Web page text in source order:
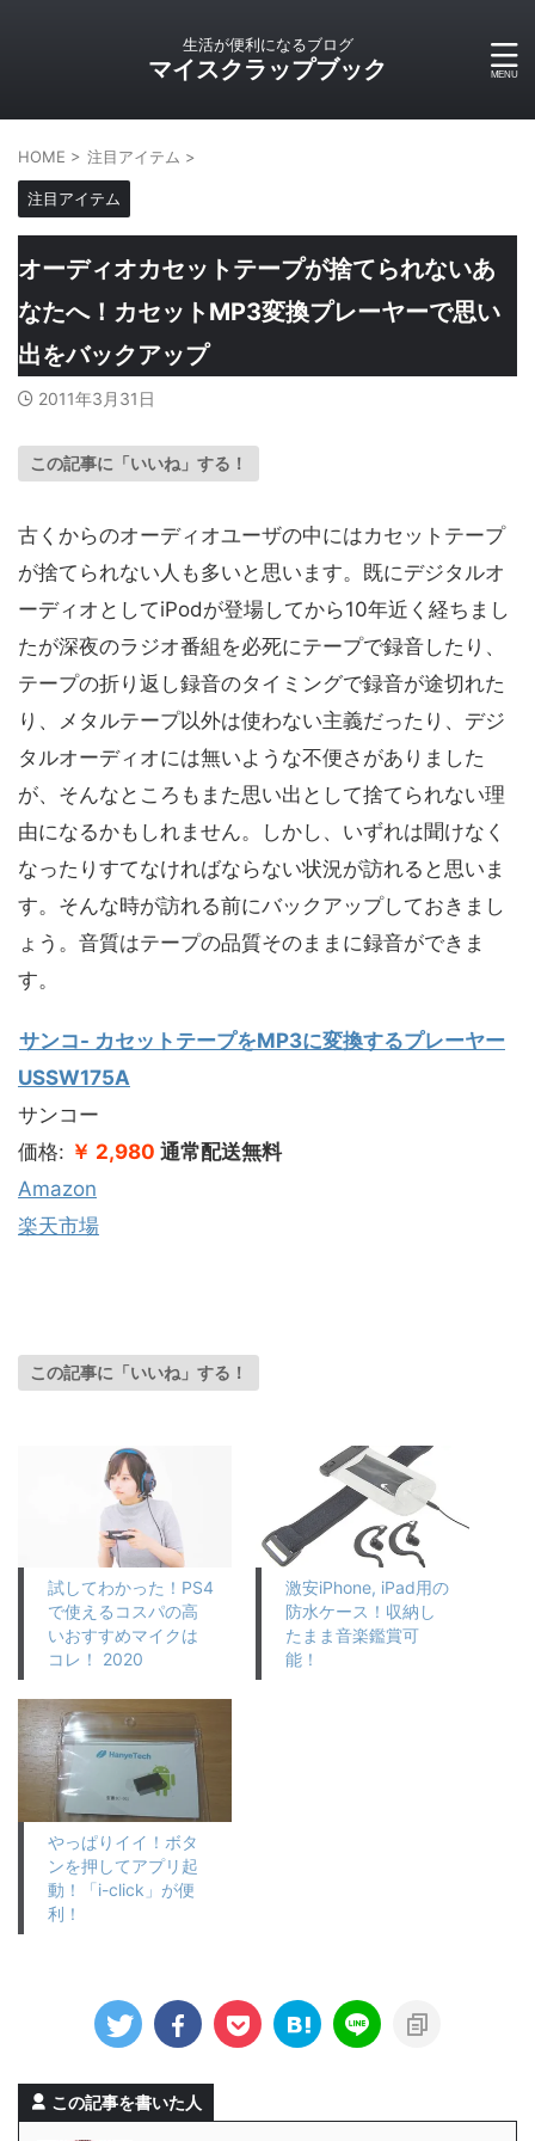
生活が便利になるブログ
マイスクラップブック
HOME > 注目アイテム >
注目アイテム
オーディオカセットテープが捨てられないあ
なたへ！カセットMP3変換プレーヤーで思い
出をバックアップ
2011年3月31日
この記事に「いいね」する！
古くからのオーディオユーザの中にはカセットテープ
が捨てられない人も多いと思います。既にデジタルオ
ーディオとしてiPodが登場してから10年近く経ちまし
たが深夜のラジオ番組を必死にテープで録音したり、
テープの折り返し録音のタイミングで録音が途切れた
り、メタルテープ以外は使わない主義だったり、デジ
タルオーディオには無いような不便さがありました
が、そんなところもまた思い出として捨てられない理
由になるかもしれません。しかし、いずれは聞けなく
なったりすてなければならない状況が訪れると思いま
す。そんな時が訪れる前にバックアップしておきまし
ょう。音質はテープの品質そのままに録音ができま
す。
サンコ- カセットテープをMP3に変換するプレーヤー
USSW175A
サンコー
価格: ￥ 2,980 通常配送無料
Amazon
楽天市場
この記事に「いいね」する！
試してわかった！PS4
で使えるコスパの高
いおすすめマイクは
コレ！ 2020
激安iPhone, iPad用の
防水ケース！収納し
たまま音楽鑑賞可
能！
やっぱりイイ！ボタ
ンを押してアプリ起
動！「i-click」が便
利！
この記事を書いた人